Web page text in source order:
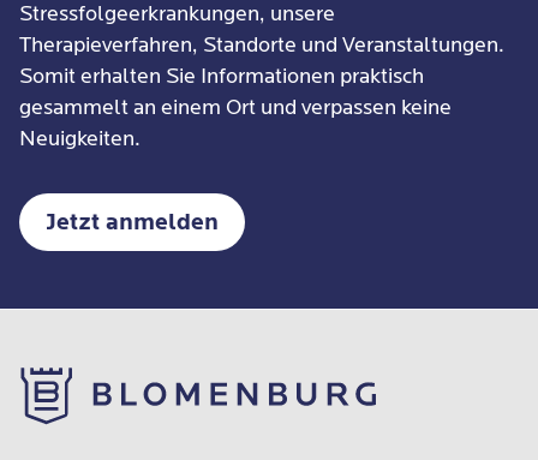
Stressfolgeerkrankungen, unsere
Therapieverfahren, Standorte und Veranstaltungen.
Somit erhalten Sie Informationen praktisch
gesammelt an einem Ort und verpassen keine
Neuigkeiten.
Jetzt anmelden